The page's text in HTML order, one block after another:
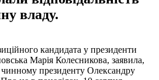
владу.
кандидата у президенти
Марія Колесникова, заявила,
президенту Олександру